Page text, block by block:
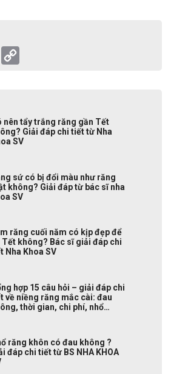
Messenger
nên tẩy trắng răng gần Tết
Giải đáp chi tiết từ Nha
SV
sứ có bị đổi màu như răng
không? Giải đáp từ bác sĩ nha
SV
răng cuối năm có kịp đẹp để
Tết không? Bác sĩ giải đáp chi
Nha Khoa SV
hợp 15 câu hỏi – giải đáp chi
về niềng răng mắc cài: đau
thời gian, chi phí, nhổ
không ?
đáp chi tiết từ BS NHA KHOA